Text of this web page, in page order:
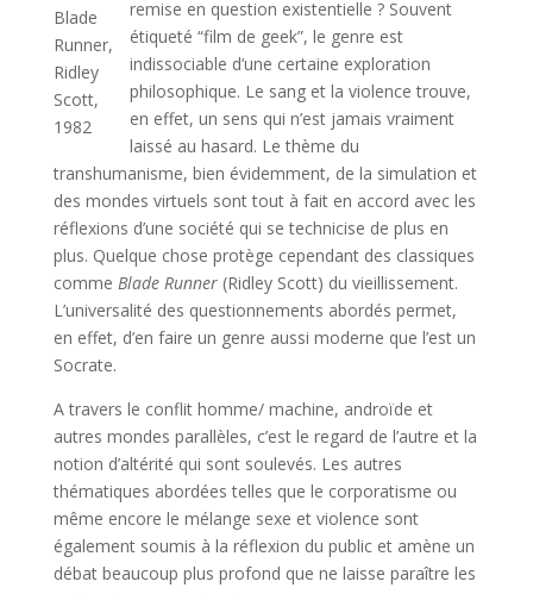
Blade
Runner,
Ridley
Scott,
1982
remise en question existentielle ? Souvent
étiqueté “film de geek”, le genre est
indissociable d’une certaine exploration
philosophique. Le sang et la violence trouve,
en effet, un sens qui n’est jamais vraiment
laissé au hasard. Le thème du
transhumanisme, bien évidemment, de la simulation et
des mondes virtuels sont tout à fait en accord avec les
réflexions d’une société qui se technicise de plus en
plus. Quelque chose protège cependant des classiques
comme Blade Runner(Ridley Scott) du vieillissement.
L’universalité des questionnements abordés permet,
en effet, d’en faire un genre aussi moderne que l’est un
Socrate.
A travers le conflit homme/ machine, androïde et
autres mondes parallèles, c’est le regard de l’autre et la
notion d’altérité qui sont soulevés. Les autres
thématiques abordées telles que le corporatisme ou
même encore le mélange sexe et violence sont
également soumis à la réflexion du public et amène un
débat beaucoup plus profond que ne laisse paraître les